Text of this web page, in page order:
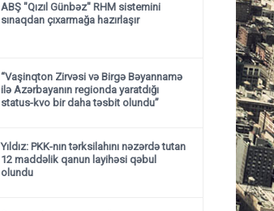
ABŞ "Qızıl Günbəz" RHM sistemini
sınaqdan çıxarmağa hazırlaşır
“Vaşinqton Zirvəsi və Birgə Bəyannamə
ilə Azərbayanın regionda yaratdığı
status-kvo bir daha təsbit olundu”
Yıldız: PKK-nın tərksilahını nəzərdə tutan
12 maddəlik qanun layihəsi qəbul
olundu ​​​​​​​